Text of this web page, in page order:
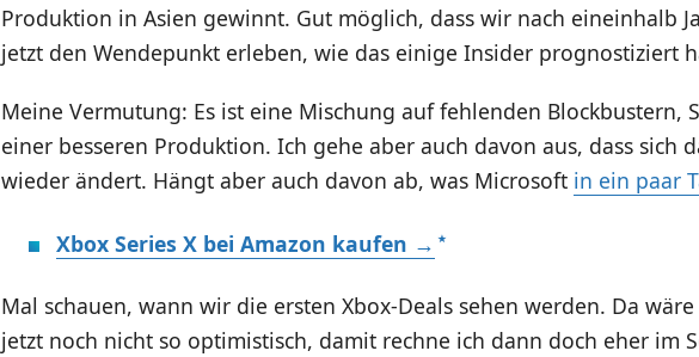
Produktion in Asien gewinnt. Gut möglich, dass wir nach eineinhalb
jetzt den Wendepunkt erleben, wie das einige Insider prognostiziert
Meine Vermutung: Es ist eine Mischung auf fehlenden Blockbustern,
einer besseren Produktion. Ich gehe aber auch davon aus, dass sich
wieder ändert. Hängt aber auch davon ab, was Microsoft in ein paar
Xbox Series X bei Amazon kaufen →
Mal schauen, wann wir die ersten Xbox-Deals sehen werden. Da
jetzt noch nicht so optimistisch, damit rechne ich dann doch eher im